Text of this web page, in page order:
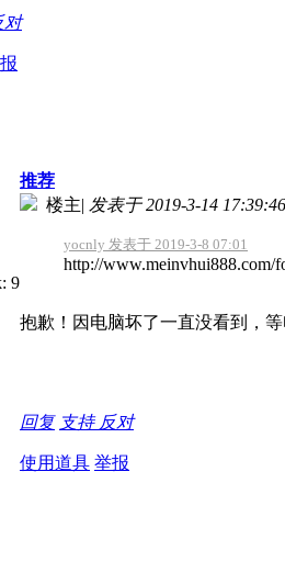
对
推荐
楼主| 发表于 2019-3-14 17:39:46
yocnly 发表于 2019-3-8 07:01
http://
抱歉！因电脑坏了一直没看到，
回复 支持 反对
使用道具 举报